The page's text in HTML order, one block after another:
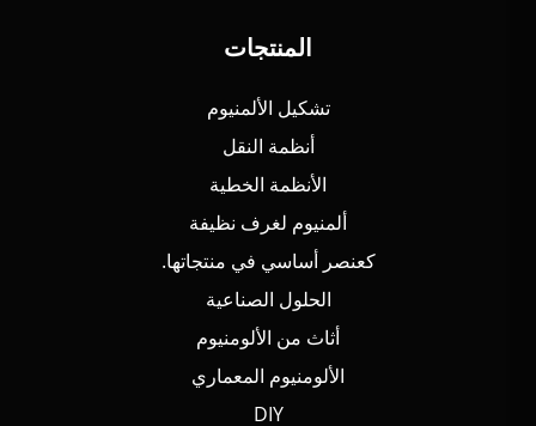
المنتجات
تشكيل الألمنيوم
أنظمة النقل
الأنظمة الخطية
ألمنيوم لغرف نظيفة
كعنصر أساسي في منتجاتها.
الحلول الصناعية
أثاث من الألومنيوم
الألومنيوم المعماري
DIY